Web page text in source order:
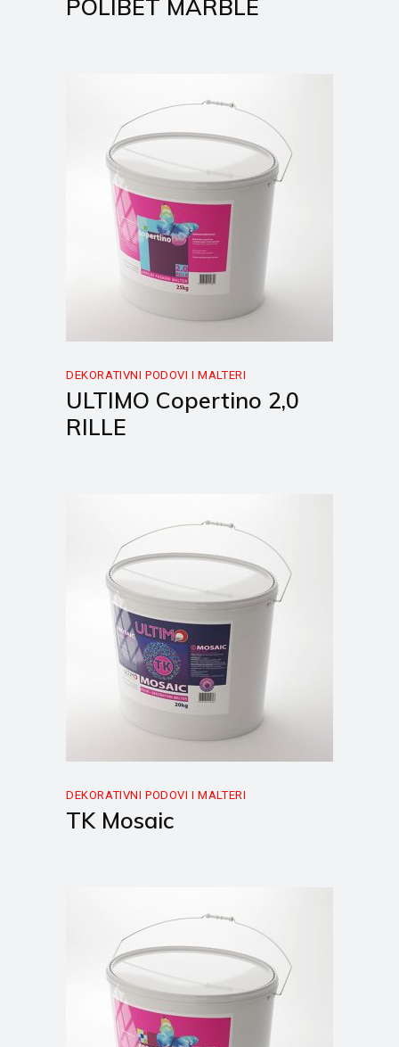
POLIBET MARBLE
DEKORATIVNI PODOVI I MALTERI
ULTIMO Copertino 2,0
RILLE
DEKORATIVNI PODOVI I MALTERI
TK Mosaic